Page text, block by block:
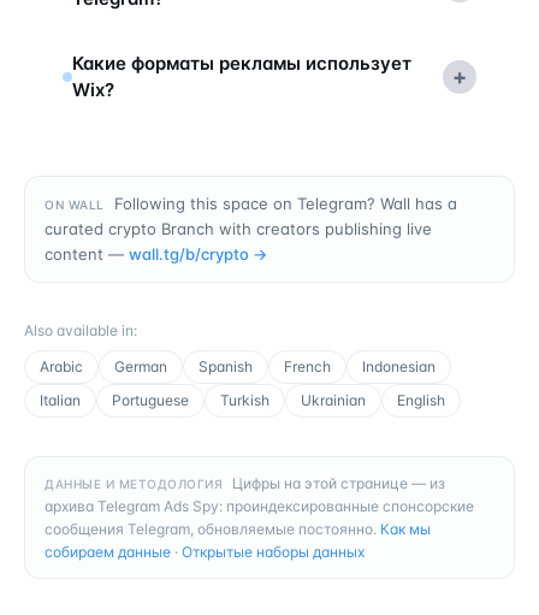
Какие форматы рекламы использует
Wix?
+
ON WALL
Following this space on Telegram? Wall has a
curated crypto Branch with creators publishing live
content — wall.tg/b/crypto →
Also available in:
Arabic
German Spanish French
Indonesian
Italian
Portuguese Turkish Ukrainian English
ДАННЫЕ И МЕТОДОЛОГИЯ
Цифры на этой странице — из
архива Telegram Ads Spy: проиндексированные спонсорские
сообщения Telegram, обновляемые постоянно. Как мы
собираем данные · Открытые наборы данных